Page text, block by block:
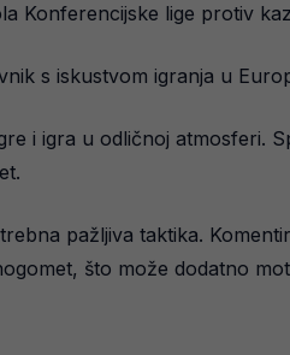
Konferencijske lige protiv
s iskustvom igranja u
i igra u odličnoj atmosferi.
pažljiva taktika.
što može dodatno